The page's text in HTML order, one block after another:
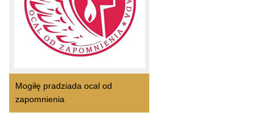
Mogiłę pradziada ocal od
zapomnienia